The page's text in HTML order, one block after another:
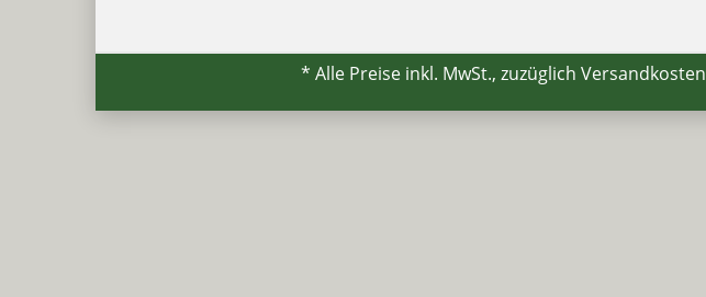
HikMicro
Hubertus
* Alle Preise inkl. MwSt., zuzüglich Versandkosten